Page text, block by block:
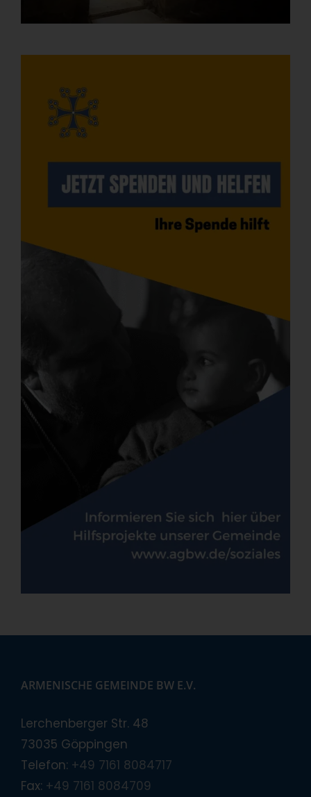
ARMENISCHE GEMEINDE BW E.V.
Lerchenberger Str. 48
73035 Göppingen
Telefon: +49 7161 8084717
Fax: +49 7161 8084709